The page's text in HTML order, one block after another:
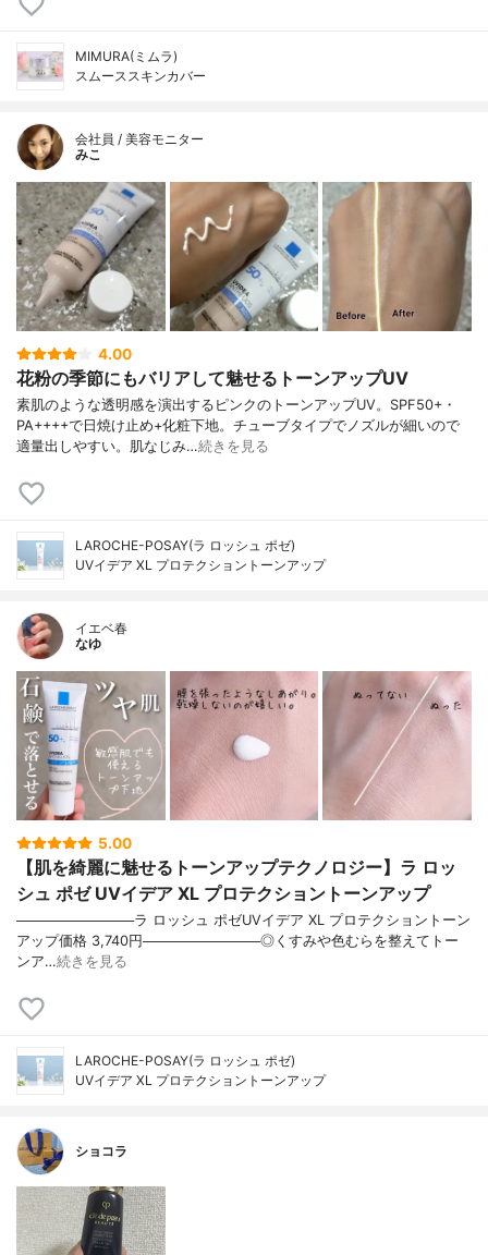
MIMURA(ミムラ)
スムーススキンカバー
会社員 / 美容モニター
みこ
4.00
花粉の季節にもバリアして魅せるトーンアップUV
素肌のような透明感を演出するピンクのトーンアップUV。SPF50+・
PA++++で日焼け止め+化粧下地。チューブタイプでノズルが細いので
適量出しやすい。肌なじみ…続きを見る
LAROCHE-POSAY(ラ ロッシュ ポゼ)
UVイデア XL プロテクショントーンアップ
イエベ春
なゆ
5.00
【肌を綺麗に魅せるトーンアップテクノロジー】ラ ロッ
シュ ポゼ UVイデア XL プロテクショントーンアップ
────────────ラ ロッシュ ポゼUVイデア XL プロテクショントーン
アップ価格 3,740円────────────◎くすみや色むらを整えてトー
ンア…続きを見る
LAROCHE-POSAY(ラ ロッシュ ポゼ)
UVイデア XL プロテクショントーンアップ
ショコラ